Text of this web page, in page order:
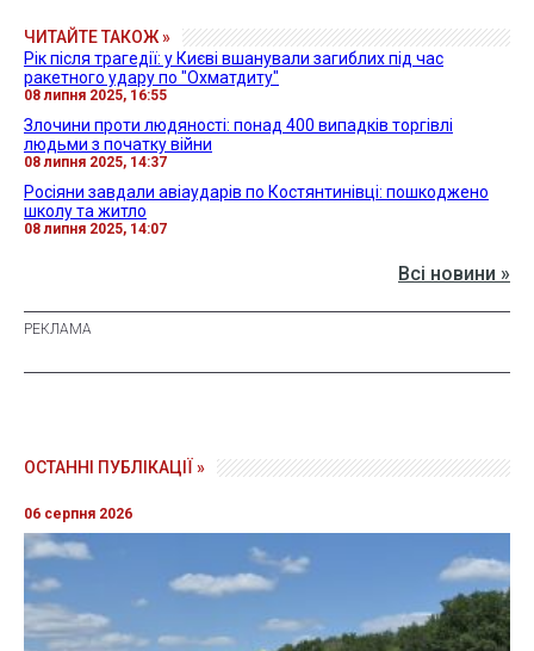
ЧИТАЙТЕ ТАКОЖ »
Рік після трагедії: у Києві вшанували загиблих під час
ракетного удару по "Охматдиту"
08 липня 2025, 16:55
Злочини проти людяності: понад 400 випадків торгівлі
людьми з початку війни
08 липня 2025, 14:37
Росіяни завдали авіаударів по Костянтинівці: пошкоджено
школу та житло
08 липня 2025, 14:07
Всі новини »
ОСТАННІ ПУБЛІКАЦІЇ »
06 серпня 2026